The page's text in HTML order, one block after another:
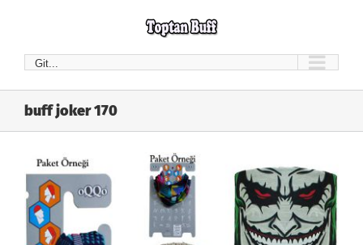
Git...
buff joker 170